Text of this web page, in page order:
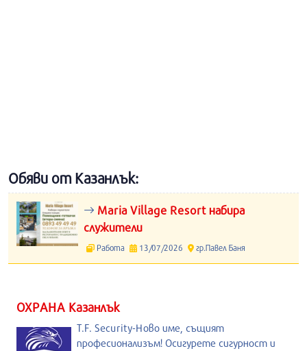
Обяви от Казанлък:
Maria Village Resort набира
служители
Работа 13/07/2026 гр.Павел Баня
ОХРАНА Казанлък
T.F. Security-Ново име, същият
професионализъм! Осигурете сигурност и